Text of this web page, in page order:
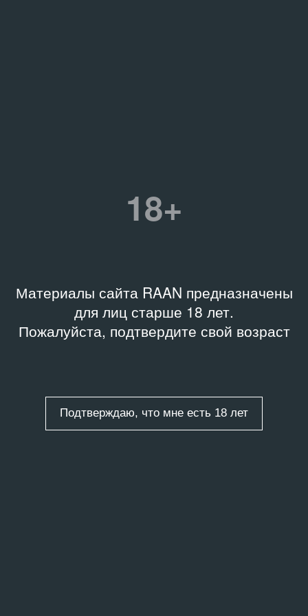
18+
Материалы сайта RAAN предназначены
для лиц старше 18 лет.
Пожалуйста, подтвердите свой возраст
Подтверждаю, что мне есть 18 лет